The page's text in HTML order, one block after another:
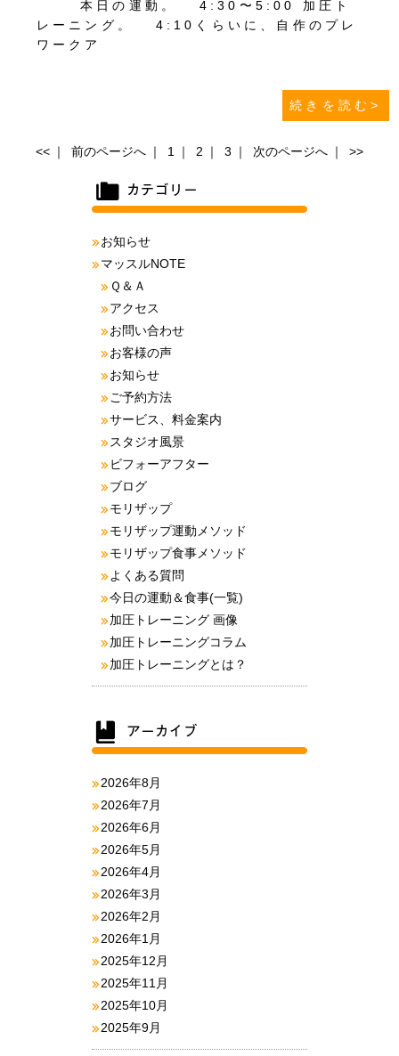
本日の運動。 4:30〜5:00 加圧ト
レーニング。 4:10くらいに、自作のプレ
ワークア
続きを読む>
<< ｜ 前のページへ ｜ 1 ｜ 2 ｜ 3 ｜ 次のページへ ｜ >>
お知らせ
マッスルNOTE
Ｑ＆Ａ
アクセス
お問い合わせ
お客様の声
お知らせ
ご予約方法
サービス、料金案内
スタジオ風景
ビフォーアフター
ブログ
モリザップ
モリザップ運動メソッド
モリザップ食事メソッド
よくある質問
今日の運動＆食事(一覧)
加圧トレーニング 画像
加圧トレーニングコラム
加圧トレーニングとは？
2026年8月
2026年7月
2026年6月
2026年5月
2026年4月
2026年3月
2026年2月
2026年1月
2025年12月
2025年11月
2025年10月
2025年9月